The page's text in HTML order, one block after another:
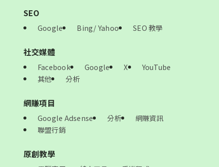
SEO
Google Bing/ Yahoo SEO 教學
社交媒體
Facebook Google X
YouTube
其他
分析
網賺項目
Google Adsense 分析
網賺資訊
聯盟行銷
原創教學